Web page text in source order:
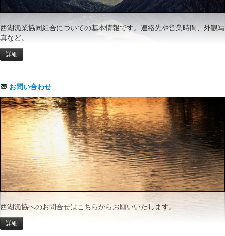
西湖漁業協同組合についての基本情報です。連絡先や営業時間、外観写
真など。
詳細
お問い合わせ
西湖漁協へのお問合せはこちらからお願いいたします。
詳細